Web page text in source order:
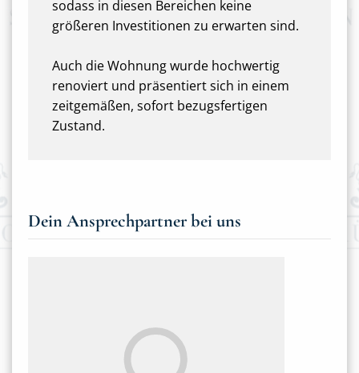
sodass in diesen Bereichen keine
größeren Investitionen zu erwarten sind.
Auch die Wohnung wurde hochwertig
renoviert und präsentiert sich in einem
zeitgemäßen, sofort bezugsfertigen
Zustand.
Dein Ansprechpartner bei uns